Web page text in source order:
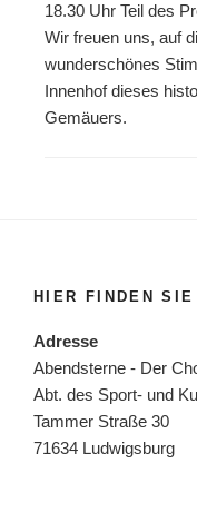
18.30 Uhr Teil des
Wir freuen uns, auf
wunderschönes
Innenhof dieses
Gemäuers.
HIER FINDEN SIE
Adresse
Abendsterne - Der
Abt. des Sport- und
Tammer Straße 30
71634 Ludwigsburg